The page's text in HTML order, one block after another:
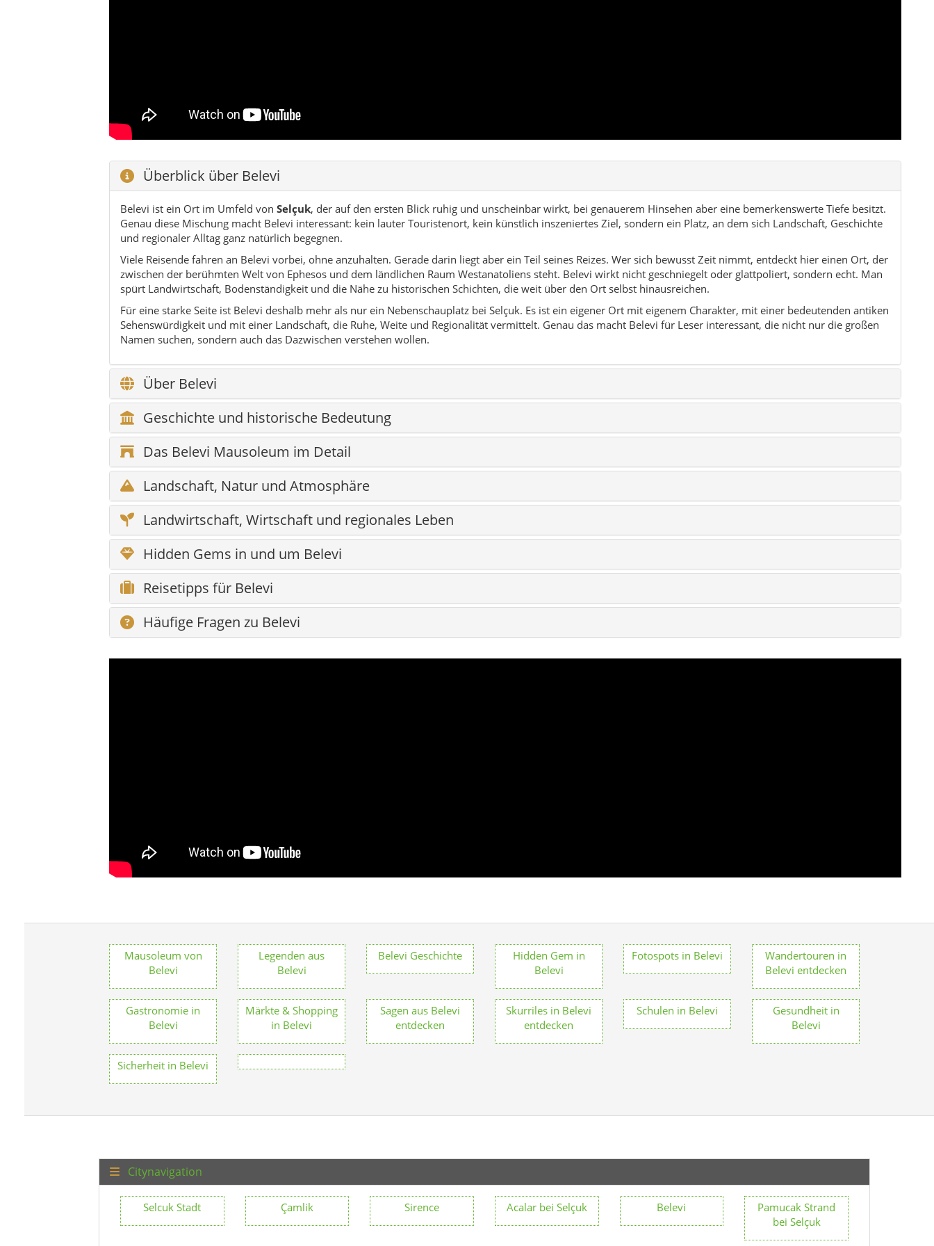
Überblick über Belevi
Belevi ist ein Ort im Umfeld von Selçuk, der auf den ersten Blick ruhig und unscheinbar wirkt, bei genauerem Hinsehen aber eine bemerkenswerte Tiefe besitzt.
Genau diese Mischung macht Belevi interessant: kein lauter Touristenort, kein künstlich inszeniertes Ziel, sondern ein Platz, an dem sich Landschaft, Geschichte
und regionaler Alltag ganz natürlich begegnen.
Viele Reisende fahren an Belevi vorbei, ohne anzuhalten. Gerade darin liegt aber ein Teil seines Reizes. Wer sich bewusst Zeit nimmt, entdeckt hier einen Ort, der
zwischen der berühmten Welt von Ephesos und dem ländlichen Raum Westanatoliens steht. Belevi wirkt nicht geschniegelt oder glattpoliert, sondern echt. Man
spürt Landwirtschaft, Bodenständigkeit und die Nähe zu historischen Schichten, die weit über den Ort selbst hinausreichen.
Für eine starke Seite ist Belevi deshalb mehr als nur ein Nebenschauplatz bei Selçuk. Es ist ein eigener Ort mit eigenem Charakter, mit einer bedeutenden antiken
Sehenswürdigkeit und mit einer Landschaft, die Ruhe, Weite und Regionalität vermittelt. Genau das macht Belevi für Leser interessant, die nicht nur die großen
Namen suchen, sondern auch das Dazwischen verstehen wollen.
Über Belevi
Geschichte und historische Bedeutung
Das Belevi Mausoleum im Detail
Landschaft, Natur und Atmosphäre
Landwirtschaft, Wirtschaft und regionales Leben
Hidden Gems in und um Belevi
Reisetipps für Belevi
Häufige Fragen zu Belevi
Mausoleum von
Belevi
Legenden aus
Belevi
Belevi Geschichte
Hidden Gem in
Belevi
Fotospots in Belevi
Wandertouren in
Belevi entdecken
Gastronomie in
Belevi
Märkte & Shopping
in Belevi
Sagen aus Belevi
entdecken
Skurriles in Belevi
entdecken
Schulen in Belevi
Gesundheit in
Belevi
Sicherheit in Belevi
Citynavigation
Selcuk Stadt Çamlik Sirence Acalar bei Selçuk Belevi
Pamucak Strand
bei Selçuk